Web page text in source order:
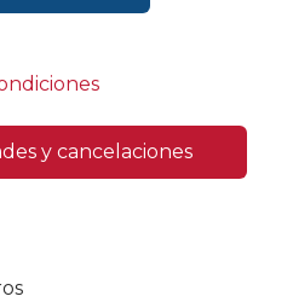
y cancelaciones